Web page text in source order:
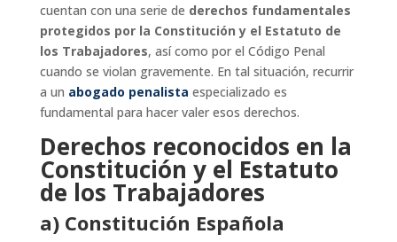
cuentan con una serie de derechos fundamentales
protegidos por la Constitución y el Estatuto de
los Trabajadores, así como por el Código Penal
cuando se violan gravemente. En tal situación, recurrir
a un abogado penalista especializado es
fundamental para hacer valer esos derechos.
Derechos reconocidos en la
Constitución y el Estatuto
de los Trabajadores
a) Constitución Española